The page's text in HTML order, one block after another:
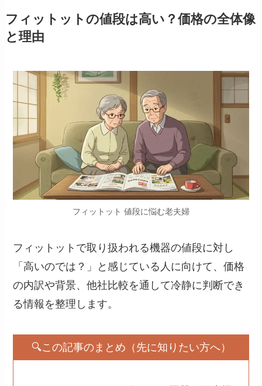
フィットットの値段は高い？価格の全体像
と理由
フィットット 値段に悩む老夫婦
フィットットで取り扱われる機器の値段に対し
「高いのでは？」と感じている人に向けて、価格
の内訳や背景、他社比較を通して冷静に判断でき
る情報を整理します。
🔍この記事のまとめ（先に知りたい方へ）